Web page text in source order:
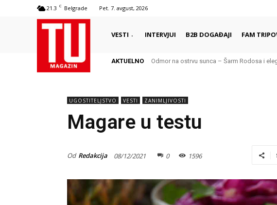
21.3 C Belgrade Pet. 7. avgust, 2026
VESTI INTERVJUI B2B DOGAĐAJI FAM
AKTUELNO Autentični biser Italije daleko od gužvi i
Odmor na ostrvu sunca – Šarm Rodosa i
UGOSTITELJSTVO VESTI ZANIMLJIVOSTI
Magare u testu
Od Redakcija 08/12/2021 0 1596